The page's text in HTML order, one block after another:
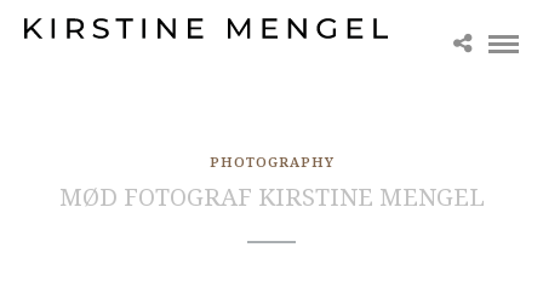
PHOTOGRAPHY
MØD FOTOGRAF KIRSTINE MENGEL